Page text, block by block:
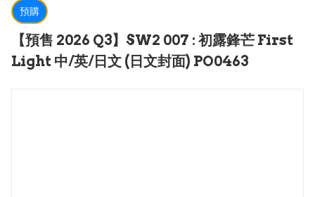
預購
【預售 2026 Q3】SW2 007 : 初露鋒芒 First
Light 中/英/日文 (日文封面) PO0463